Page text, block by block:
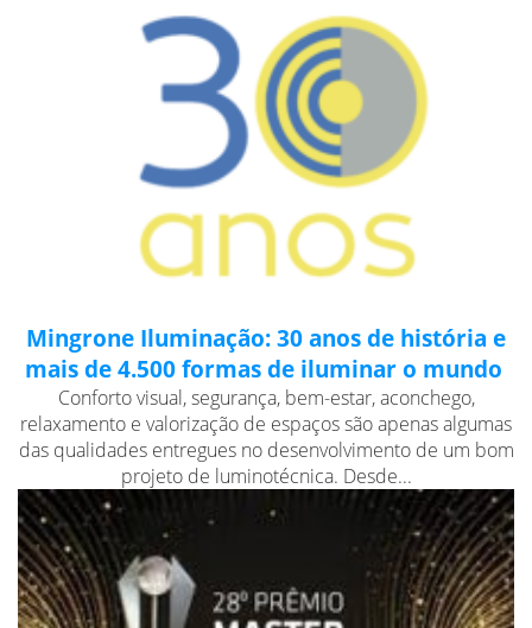
Mingrone Iluminação: 30 anos de história e
mais de 4.500 formas de iluminar o mundo
Conforto visual, segurança, bem-estar, aconchego,
relaxamento e valorização de espaços são apenas algumas
das qualidades entregues no desenvolvimento de um bom
projeto de luminotécnica. Desde...